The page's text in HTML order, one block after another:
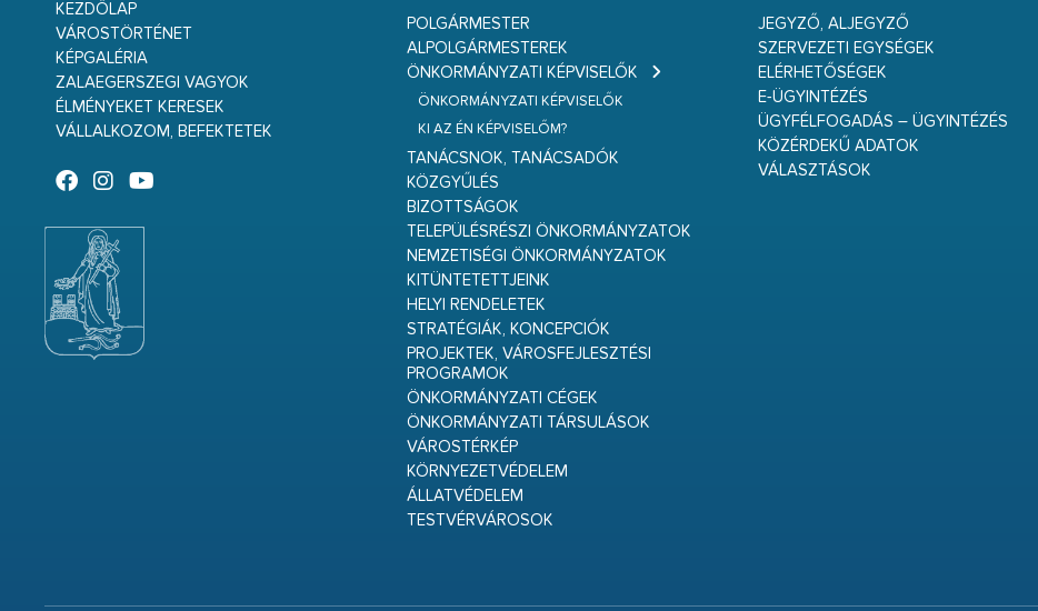
KEZDŐLAP
VÁROSTÖRTÉNET
KÉPGALÉRIA
ZALAEGERSZEGI VAGYOK
ÉLMÉNYEKET KERESEK
VÁLLALKOZOM, BEFEKTETEK
POLGÁRMESTER
ALPOLGÁRMESTEREK
ÖNKORMÁNYZATI KÉPVISELŐK
ÖNKORMÁNYZATI KÉPVISELŐK
KI AZ ÉN KÉPVISELŐM?
TANÁCSNOK, TANÁCSADÓK
KÖZGYŰLÉS
BIZOTTSÁGOK
TELEPÜLÉSRÉSZI ÖNKORMÁNYZATOK
NEMZETISÉGI ÖNKORMÁNYZATOK
KITÜNTETETTJEINK
HELYI RENDELETEK
STRATÉGIÁK, KONCEPCIÓK
PROJEKTEK, VÁROSFEJLESZTÉSI
PROGRAMOK
ÖNKORMÁNYZATI CÉGEK
ÖNKORMÁNYZATI TÁRSULÁSOK
VÁROSTÉRKÉP
KÖRNYEZETVÉDELEM
ÁLLATVÉDELEM
TESTVÉRVÁROSOK
JEGYZŐ, ALJEGYZŐ
SZERVEZETI EGYSÉGEK
ELÉRHETŐSÉGEK
E-ÜGYINTÉZÉS
ÜGYFÉLFOGADÁS – ÜGYINTÉZÉS
KÖZÉRDEKŰ ADATOK
VÁLASZTÁSOK